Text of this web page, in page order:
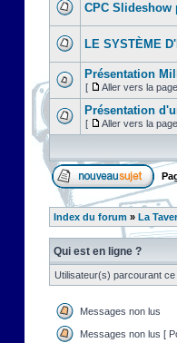
CPC Slideshow
LE SYSTÈME
Présentation
[ Aller vers la
Présentation
[ Aller vers la
Index du forum » La
Qui est en ligne ?
Utilisateur(s) parcourant
Messages non lus
Messages non lus [